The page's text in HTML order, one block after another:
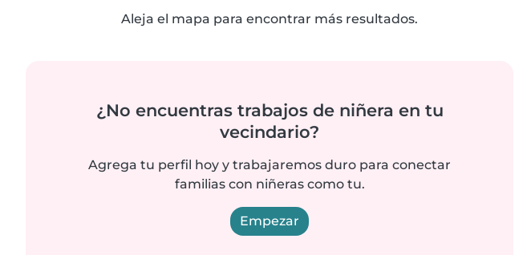
Aleja el mapa para encontrar más resultados.
¿No encuentras trabajos de niñera en tu
vecindario?
Agrega tu perfil hoy y trabajaremos duro para conectar
familias con niñeras como tu.
Empezar